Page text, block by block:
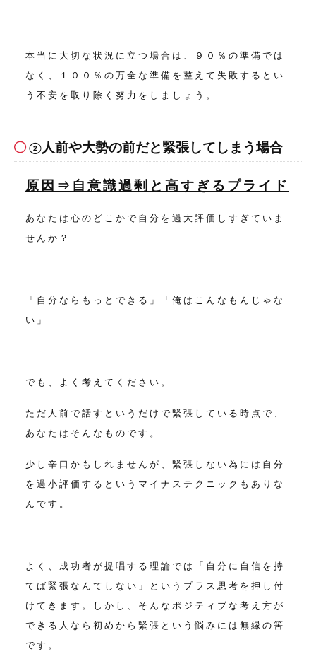
本当に大切な状況に立つ場合は、９０％の準備では
なく、１００％の万全な準備を整えて失敗するとい
う不安を取り除く努力をしましょう。
②人前や大勢の前だと緊張してしまう場合
原因⇒自意識過剰と高すぎるプライド
あなたは心のどこかで自分を過大評価しすぎていま
せんか？
「自分ならもっとできる」
「俺はこんなもんじゃな
い」
でも、よく考えてください。
ただ人前で話すというだけで緊張している時点で、
あなたはそんなものです。
少し辛口かもしれませんが、緊張しない為には自分
を過小評価するという マイナステクニックもありな
んです。
よく、成功者が提唱する理論では「自分に自信を持
てば緊張なんてしない」という プラス思考を押し付
けてきます。
しかし、そんなポジティブな考え方が
できる人なら初めから緊張という悩みには無縁の筈
です。